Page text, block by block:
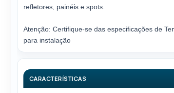
refletores, painéis e spots.
Atenção: Certifique-se das especificações de
para instalação
CARACTERÍSTICAS